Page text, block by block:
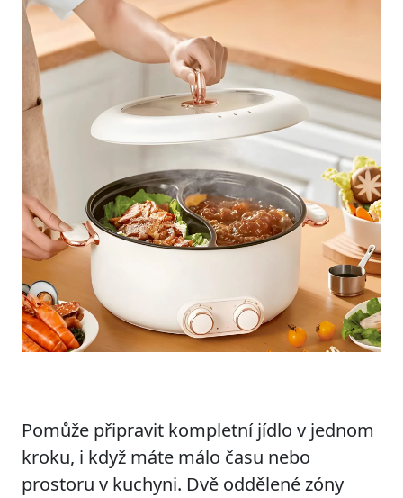
Pomůže připravit kompletní jídlo v jednom
kroku, i když máte málo času nebo
prostoru v kuchyni. Dvě oddělené zóny